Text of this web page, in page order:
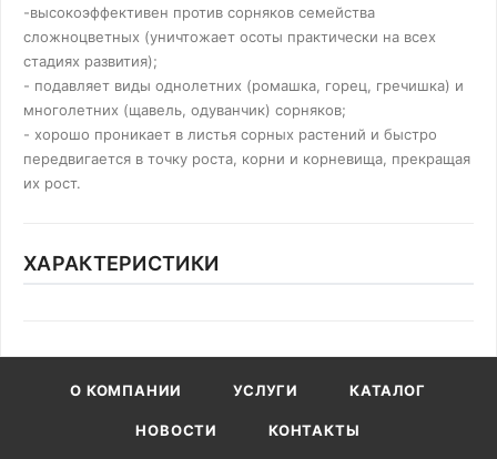
-высокоэффективен против сорняков семейства
сложноцветных (уничтожает осоты практически на всех
стадиях развития);
- подавляет виды однолетних (ромашка, горец, гречишка) и
многолетних (щавель, одуванчик) сорняков;
- хорошо проникает в листья сорных растений и быстро
передвигается в точку роста, корни и корневища, прекращая
их рост.
ХАРАКТЕРИСТИКИ
О КОМПАНИИ УСЛУГИ КАТАЛОГ
НОВОСТИ КОНТАКТЫ